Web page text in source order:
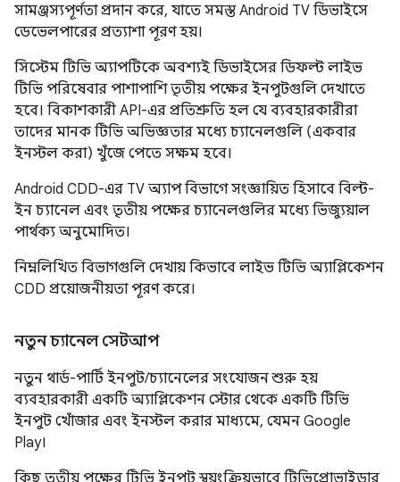
সামঞ্জস্যপূর্ণতা প্রদান করে, যাতে সমস্ত Android TV ডিভাইসে
ডেভেলপারের প্রত্যাশা পূরণ হয়।
সিস্টেম টিভি অ্যাপটিকে অবশ্যই ডিভাইসের ডিফল্ট লাইভ
টিভি পরিষেবার পাশাপাশি তৃতীয় পক্ষের ইনপুটগুলি দেখাতে
হবে। বিকাশকারী API-এর প্রতিশ্রুতি হল যে ব্যবহারকারীরা
তাদের মানক টিভি অভিজ্ঞতার মধ্যে চ্যানেলগুলি (একবার
ইনস্টল করা) খুঁজে পেতে সক্ষম হবে।
Android CDD-এর TV অ্যাপ বিভাগে সংজ্ঞায়িত হিসাবে বিল্ট-
ইন চ্যানেল এবং তৃতীয় পক্ষের চ্যানেলগুলির মধ্যে ভিজ্যুয়াল
পার্থক্য অনুমোদিত।
নিম্নলিখিত বিভাগগুলি দেখায় কিভাবে লাইভ টিভি অ্যাপ্লিকেশন
CDD প্রয়োজনীয়তা পূরণ করে।
নতুন চ্যানেল সেটআপ
নতুন থার্ড-পার্টি ইনপুট/চ্যানেলের সংযোজন শুরু হয়
ব্যবহারকারী একটি অ্যাপ্লিকেশন স্টোর থেকে একটি টিভি
ইনপুট খোঁজার এবং ইনস্টল করার মাধ্যমে, যেমন Google
Play।